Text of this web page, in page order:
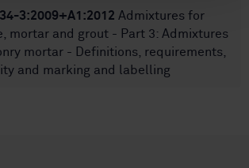
3:2009+A1:2012 Admixtures for
mortar and grout - Part 3: Admixtures
mortar - Definitions, requirements,
and marking and labelling